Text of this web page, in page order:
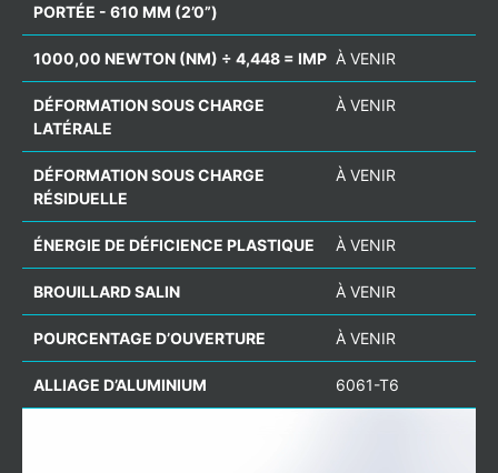
PORTÉE - 610 MM (2’0”)
1000,00 NEWTON (NM) ÷ 4,448 = IMP À VENIR
DÉFORMATION SOUS CHARGE
LATÉRALE
À VENIR
DÉFORMATION SOUS CHARGE
RÉSIDUELLE
À VENIR
ÉNERGIE DE DÉFICIENCE PLASTIQUE À VENIR
BROUILLARD SALIN À VENIR
POURCENTAGE D’OUVERTURE À VENIR
ALLIAGE D’ALUMINIUM 6061-T6